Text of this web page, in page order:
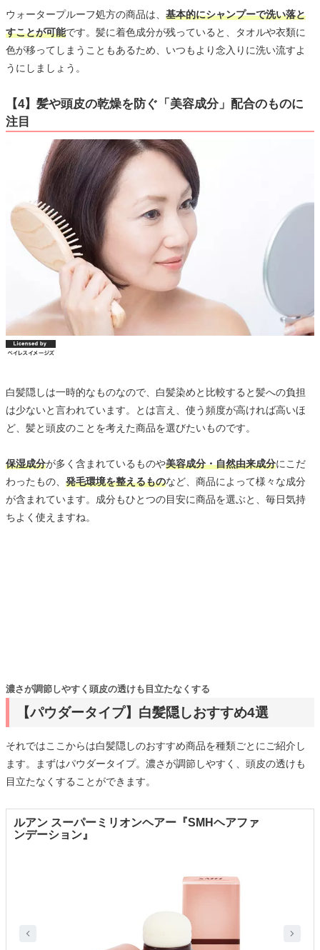
ウォータープルーフ処方の商品は、 基本的にシャンプーで洗い落と
すことが可能です。髪に着色成分が残っていると、タオルや衣類に
色が移ってしまうこともあるため、いつもより念入りに洗い流すよ
うにしましょう。
【4】髪や頭皮の乾燥を防ぐ「美容成分」配合のものに
注目
白髪隠しは一時的なものなので、白髪染めと比較すると髪への負担
は少ないと言われています。とは言え、使う頻度が高ければ高いほ
ど、髪と頭皮のことを考えた商品を選びたいものです。
保湿成分が多く含まれているものや美容成分・自然由来成分にこだ
わったもの、 発毛環境を整えるものなど、商品によって様々な成分
が含まれています。成分もひとつの目安に商品を選ぶと、毎日気持
ちよく使えますね。
【パウダータイプ】白髪隠しおすすめ4選
濃さが調節しやすく頭皮の透けも目立たなくする
それではここからは白髪隠しのおすすめ商品を種類ごとにご紹介し
ます。まずはパウダータイプ。濃さが調節しやすく、頭皮の透けも
目立たなくすることができます。
ルアン スーパーミリオンヘアー『SMHヘアファ
ンデーション』